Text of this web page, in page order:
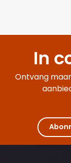
In
Ontvang